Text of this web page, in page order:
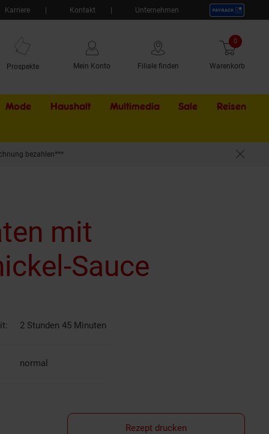
Karriere Kontakt Unternehmen
Prospekte Mein Konto Filiale finden Warenkorb
0 Artikel
Mode Haushalt Multimedia Sale Externer
Reisen
bezahlen***
mit
Sauce
2 Stunden 45 Minuten
normal
Rezept drucken